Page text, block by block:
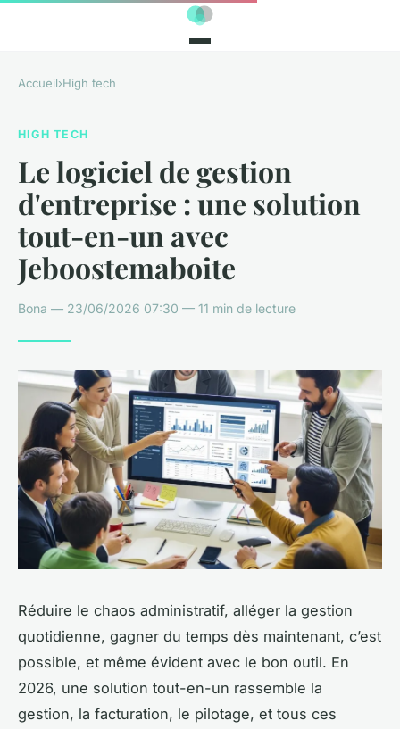
Accueil›High tech
HIGH TECH
Le logiciel de gestion
d'entreprise : une solution
tout-en-un avec
Jeboostemaboite
Bona — 23/06/2026 07:30 — 11 min de lecture
Réduire le chaos administratif, alléger la gestion
quotidienne, gagner du temps dès maintenant, c’est
possible, et même évident avec le bon outil. En
2026, une solution tout-en-un rassemble la
gestion, la facturation, le pilotage, et tous ces